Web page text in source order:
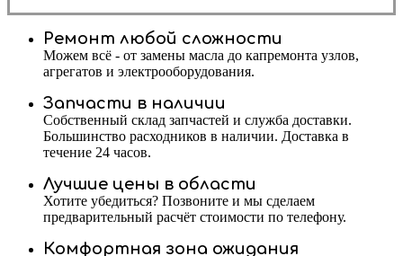
Ремонт любой сложности
Можем всё - от замены масла до капремонта узлов,
агрегатов и электрооборудования.
Запчасти в наличии
Собственный склад запчастей и служба доставки.
Большинство расходников в наличии. Доставка в
течение 24 часов.
Лучшие цены в области
Хотите убедиться? Позвоните и мы сделаем
предварительный расчёт стоимости по телефону.
Комфортная зона ожидания